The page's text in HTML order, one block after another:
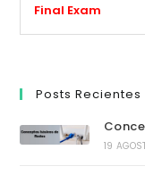
Final Exam
Posts Recientes
19